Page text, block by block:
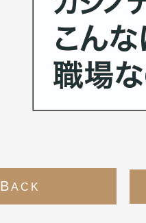
BACK